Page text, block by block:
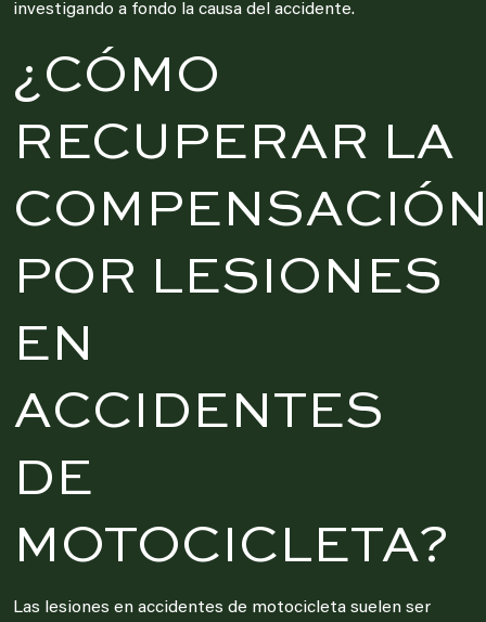
investigando a fondo la causa del accidente.
¿CÓMO
RECUPERAR LA
POR LESIONES
EN
ACCIDENTES
DE
MOTOCICLETA?
Las lesiones en accidentes de motocicleta suelen ser